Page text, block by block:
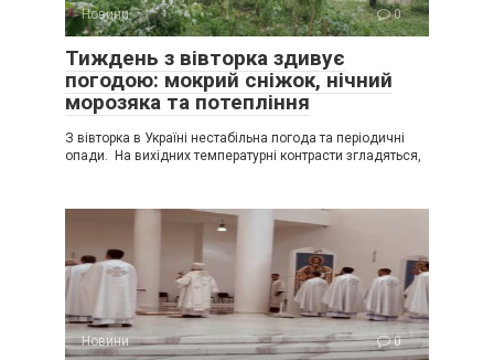
Новини 0
Тиждень з вівторка здивує
погодою: мокрий сніжок, нічний
морозяка та потепління
З вівторка в Україні нестабільна погода та періодичні
опади. На вихідних температурні контрасти згладяться,
Новини 0